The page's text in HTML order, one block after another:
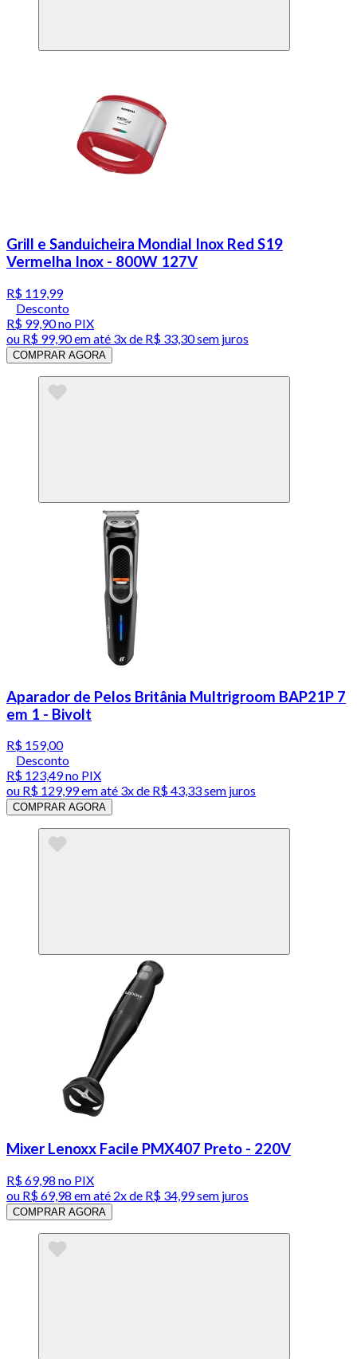
Grill e Sanduicheira Mondial Inox Red S19
Vermelha Inox - 800W 127V
R$ 119,99
Desconto
R$ 99,90no PIX
ou R$ 99,90em até 3x de R$ 33,30 sem juros
COMPRAR AGORA
Aparador de Pelos Britânia Multrigroom BAP21P 7
em 1 - Bivolt
R$ 159,00
Desconto
R$ 123,49no PIX
ou R$ 129,99em até 3x de R$ 43,33 sem juros
COMPRAR AGORA
Mixer Lenoxx Facile PMX407 Preto - 220V
R$ 69,98 no PIX
ou R$ 69,98 em até 2x de R$ 34,99 sem juros
COMPRAR AGORA